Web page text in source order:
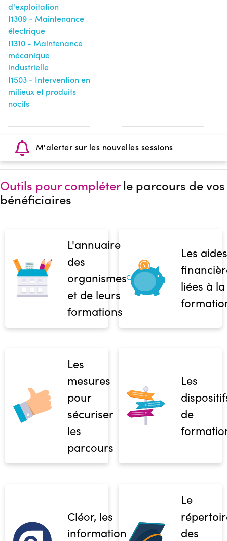
d'exploitation
I1309 - Maintenance
électrique
I1310 - Maintenance
mécanique
industrielle
I1503 - Intervention en
milieux et produits
nocifs
M'alerter sur les nouvelles sessions
Outils pour compléterle parcours de vos
bénéficiaires
L'annuaire
des
organismes
et de leurs
formations
Les aides
liées à la
Les
mesures
pour
sécuriser
les
parcours
Les
de
Cléor, les
informations
Le
des